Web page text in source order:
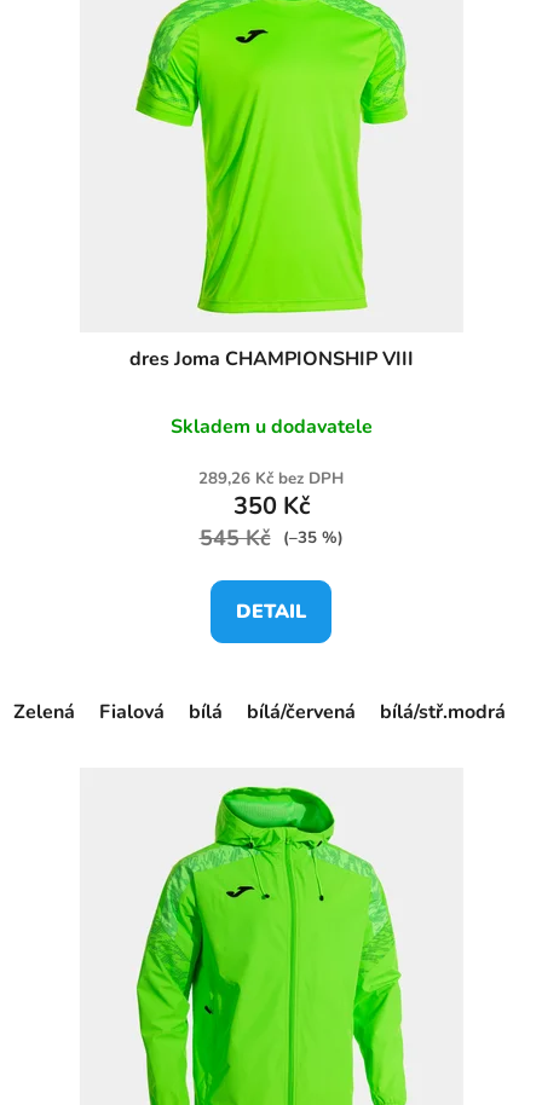
dres Joma CHAMPIONSHIP VIII
Skladem u dodavatele
289,26 Kč bez DPH
350 Kč
545 Kč (–35 %)
DETAIL
Zelená Fialová bílá bílá/červená bílá/stř.modrá